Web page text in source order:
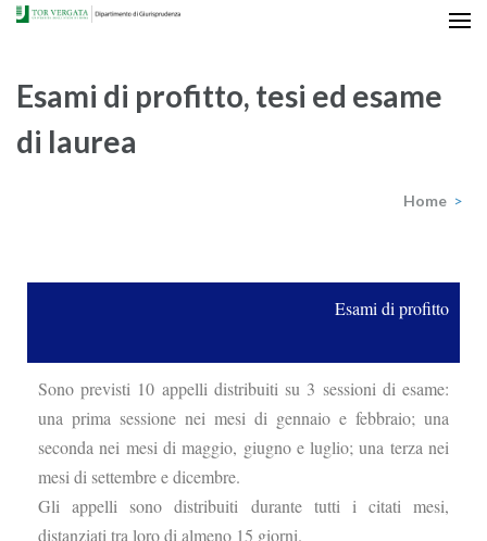
Esami di profitto, tesi ed esame
di laurea
Home >
Esami di profitto
Sono previsti 10 appelli distribuiti su 3 sessioni di esame:
una prima sessione nei mesi di gennaio e febbraio; una
seconda nei mesi di maggio, giugno e luglio; una terza nei
mesi di settembre e dicembre.
Gli appelli sono distribuiti durante tutti i citati mesi,
distanziati tra loro di almeno 15 giorni.